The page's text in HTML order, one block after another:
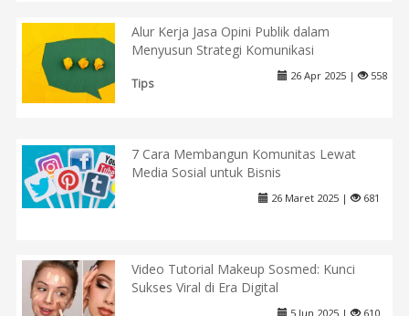
Alur Kerja Jasa Opini Publik dalam
Menyusun Strategi Komunikasi
Tips
26 Apr 2025 | 558
7 Cara Membangun Komunitas Lewat
Media Sosial untuk Bisnis
26 Maret 2025 | 681
Video Tutorial Makeup Sosmed: Kunci
Sukses Viral di Era Digital
5 Jun 2025 | 610